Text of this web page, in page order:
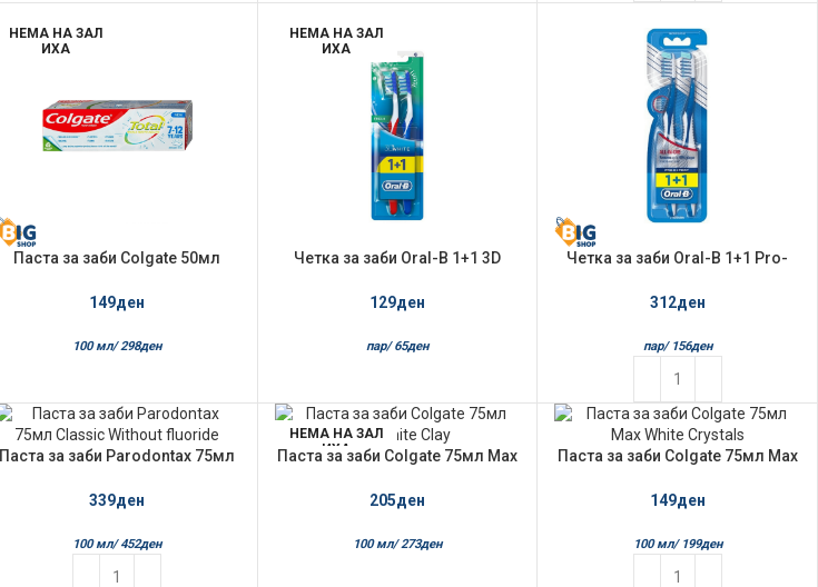
НЕМА НА ЗАЛ
ИХА
Паста за заби Colgate 50мл
149ден
100 мл/ 298ден
НЕМА НА ЗАЛ
ИХА
Четка за заби Oral-B 1+1 3D
129ден
пар/ 65ден
Четка за заби Oral-B 1+1 Pro-
312ден
пар/ 156ден
Паста за заби Parodontax 75мл
339ден
100 мл/ 452ден
НЕМА НА ЗАЛ
ИХА
Паста за заби Colgate 75мл Max
205ден
100 мл/ 273ден
Паста за заби Colgate 75мл Max
149ден
100 мл/ 199ден